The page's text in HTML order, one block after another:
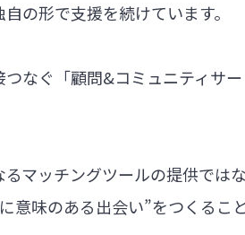
の形で支援を続けています。
なぐ「顧問&コミュニティサ
マッチングツールの提供では
意味のある出会い”をつくるこ